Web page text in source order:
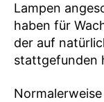
Lampen
haben für
der auf
stattgefunden